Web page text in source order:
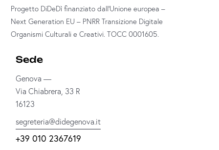
Progetto DiDeDì finanziato dall’Unione europea –
Next Generation EU – PNRR Transizione Digitale
Organismi Culturali e Creativi. TOCC 0001605.
Sede
Genova —
Via Chiabrera, 33 R
16123
segreteria@didegenova.it
+39 010 2367619